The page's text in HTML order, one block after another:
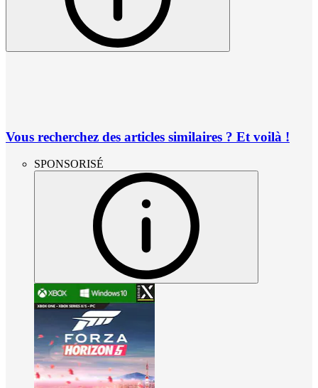
Vous recherchez des articles similaires ? Et voilà !
SPONSORISÉ